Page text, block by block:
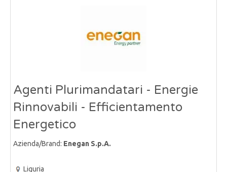
Agenti Plurimandatari - Energie
Rinnovabili - Efficientamento
Energetico
Azienda/Brand: Enegan S.p.A.
Liguria